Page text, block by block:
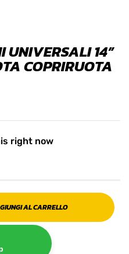
UNIVERSALI 14”
COPRIRUOTA
right now
AL CARRELLO